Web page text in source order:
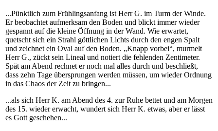
...Pünktlich zum Frühlingsanfang ist Herr G. im Turm der Winde.
Er beobachtet aufmerksam den Boden und blickt immer wieder
gespannt auf die kleine Öffnung in der Wand. Wie erwartet,
quetscht sich ein Strahl göttlichen Lichts durch den engen Spalt
und zeichnet ein Oval auf den Boden. „Knapp vorbei“, murmelt
Herr G., zückt sein Lineal und notiert die fehlenden Zentimeter.
Spät am Abend rechnet er noch mal alles durch und beschließt,
dass zehn Tage übersprungen werden müssen, um wieder Ordnung
in das Chaos der Zeit zu bringen...
...als sich Herr K. am Abend des 4. zur Ruhe bettet und am Morgen
des 15. wieder erwacht, wundert sich Herr K. etwas, aber er lässt
es Gott geschehen...